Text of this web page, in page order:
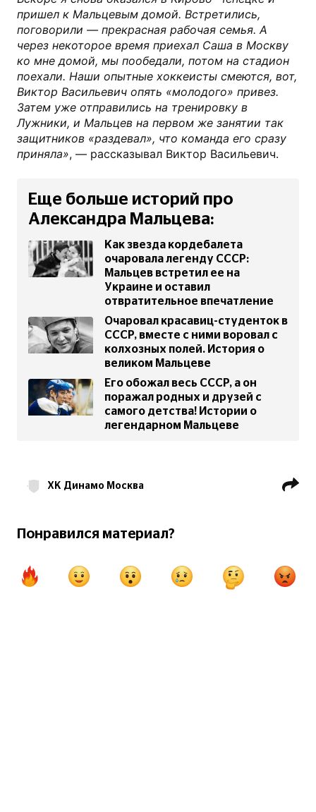
пришел к Мальцевым домой. Встретились,
поговорили — прекрасная рабочая семья. А
через некоторое время приехал Саша в Москву
ко мне домой, мы пообедали, потом на стадион
поехали. Наши опытные хоккеисты смеются, вот,
Виктор Васильевич опять «молодого» привез.
Затем уже отправились на тренировку в
Лужники, и Мальцев на первом же занятии так
защитников «раздевал», что команда его сразу
приняла», — рассказывал Виктор Васильевич.
Еще больше историй про
Александра Мальцева:
Как звезда кордебалета
очаровала легенду СССР:
Мальцев встретил ее на
Украине и оставил
отвратительное впечатление
Очаровал красавиц-студенток в
СССР, вместе с ними воровал с
колхозных полей. История о
великом Мальцеве
Его обожал весь СССР, а он
поражал родных и друзей с
самого детства! Истории о
легендарном Мальцеве
ХК Динамо Москва
Понравился материал?